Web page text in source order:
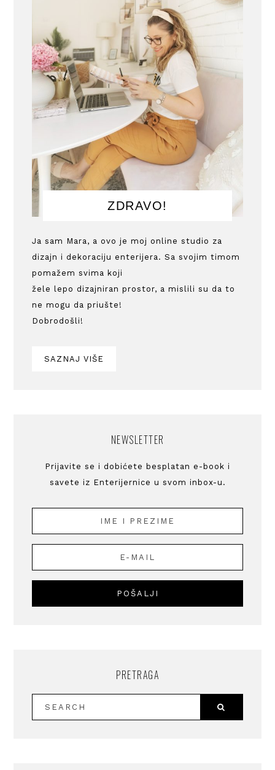
ZDRAVO!
Ja sam Mara, a ovo je moj online studio za
dizajn i dekoraciju enterijera. Sa svojim timom
pomažem svima koji
žele lepo dizajniran prostor, a mislili su da to
ne mogu da priušte!
Dobrodošli!
SAZNAJ VIŠE
NEWSLETTER
Prijavite se i dobićete besplatan e-book i
savete iz Enterijernice u svom inbox-u.
PRETRAGA